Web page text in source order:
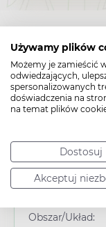
Używamy plików
Możemy je zamieścić
odwiedzających,
spersonalizowanych
doświadczenia na
na temat plików
Dostosuj
Akceptuj
Typ produktu:
Suplement
Wiek:
Obszar/Układ: